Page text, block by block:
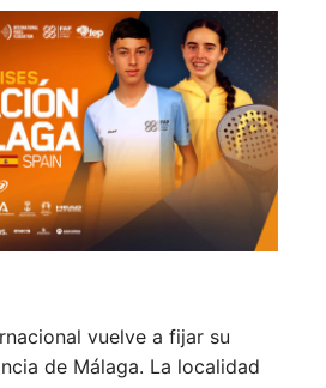
vuelve a fijar su
de Málaga. La localidad